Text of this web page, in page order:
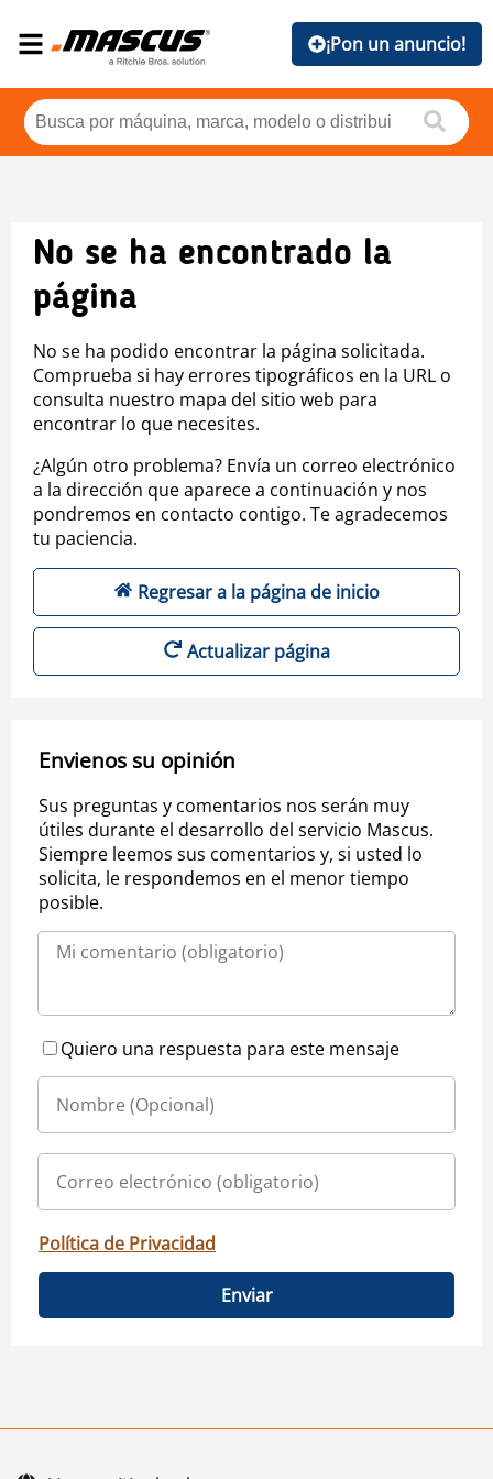
¡Pon un anuncio!
No se ha encontrado la
página
No se ha podido encontrar la página solicitada.
Comprueba si hay errores tipográficos en la URL o
consulta nuestro mapa del sitio web para
encontrar lo que necesites.
¿Algún otro problema? Envía un correo electrónico
a la dirección que aparece a continuación y nos
pondremos en contacto contigo. Te agradecemos
tu paciencia.
Regresar a la página de inicio
Actualizar página
Envienos su opinión
Sus preguntas y comentarios nos serán muy
útiles durante el desarrollo del servicio Mascus.
Siempre leemos sus comentarios y, si usted lo
solicita, le respondemos en el menor tiempo
posible.
Quiero una respuesta para este mensaje
Política de Privacidad
Enviar